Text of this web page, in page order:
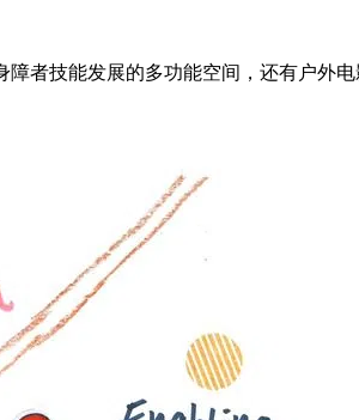
者技能发展的多功能空间，还有户外